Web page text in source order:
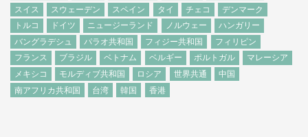
スイス
スウェーデン スペイン タイ チェコ
デンマーク
トルコ
ドイツ ニュージーランド ノルウェー
ハンガリー
バングラデシュ
パラオ共和国 フィジー共和国
フィリピン
フランス
ブラジル ベトナム ベルギー ポルトガル
マレーシア
メキシコ
モルディブ共和国 ロシア 世界共通
中国
南アフリカ共和国
台湾 韓国 香港